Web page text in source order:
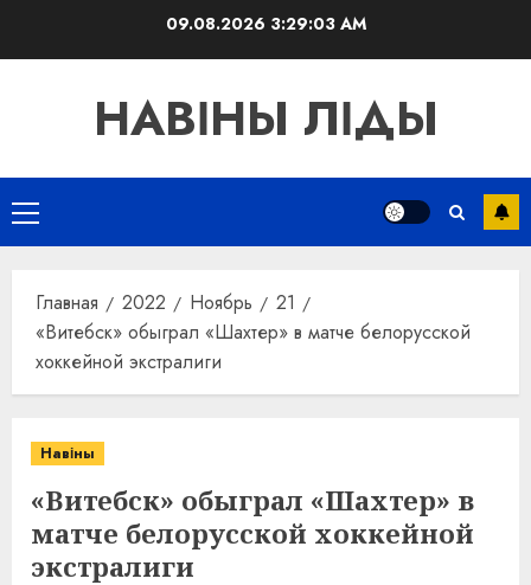
09.08.2026 3:29:03 AM
НАВІНЫ ЛІДЫ
Основное
меню
Главная 2022 Ноябрь
21
«Витебск» обыграл «Шахтер» в матче белорусской
хоккейной экстралиги
Навіны
«Витебск» обыграл «Шахтер» в
матче белорусской хоккейной
экстралиги